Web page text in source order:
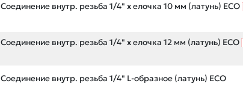
Соединение внутр. резьба 1/4" х елочка 10 мм (латунь) ECO
Соединение внутр. резьба 1/4" х елочка 12 мм (латунь) ECO
Соединение внутр. резьба 1/4" L-образное (латунь) ECO